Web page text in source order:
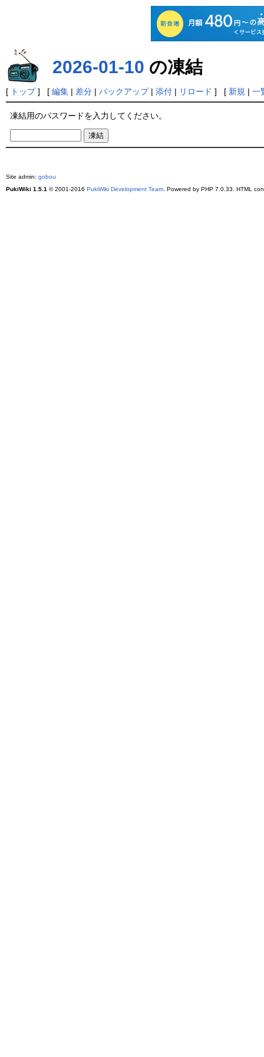
2026-01-10 の凍結
[ トップ] [ 編集 | 差分 | バックアップ| 添付 | リロード ] [ 新規 | 一
凍結用のパスワードを入力してください。
Site admin: gobou
PukiWiki 1.5.1 © 2001-2016 PukiWiki Development Team . Powered by PHP 7.0.33. HTML